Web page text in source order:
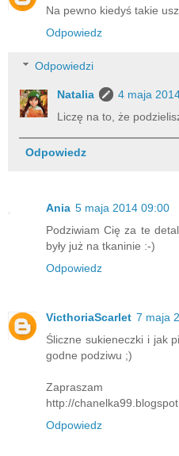
Na pewno kiedyś takie
Odpowiedz
Odpowiedzi
Natalia
4 maja
Liczę na to, że
Odpowiedz
Ania 5 maja 2014 09:00
Podziwiam Cię za te
były już na tkaninie :-)
Odpowiedz
VicthoriaScarlet 7 maja
Śliczne sukieneczki i jak
godne podziwu ;)
Zapraszam
http://
Odpowiedz